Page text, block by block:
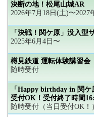
決断の地！松尾山城AR
2026年7月18日(土)〜2027
「決戦！関ケ原」没入型
2025年6月4日〜
樽見鉄道 運転体験講習会
随時受付
「Happy birthday in 関
受付OK！受付終了時間
随時受付（当日受付OK！